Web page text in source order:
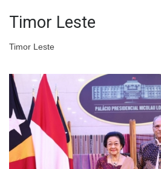
Timor Leste
Timor Leste